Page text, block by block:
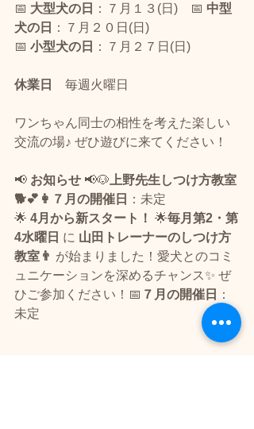
📅 大型犬の日 ：７月１３(日)　📅 中型
犬の日
：７月２０日(日)
📅 小型犬の日 ：７月２７日(日)
休業日 毎週火曜日
ワンちゃん同士の相性を考えた楽しい
交流の場♪ ぜひ遊びに来てください！
📢 お知らせ 📢🐶 上野先生しつけ方教室
🐕💕👩７月の開催日
：未定
🌟 4月から新スタート！ 🌟毎月第2・第
4水曜日 に 山田トレーナーのしつけ方
教室👨 が始まりました！愛犬とのコミ
ュニケーションを深めるチャンス✨ ぜ
ひご参加ください！📅 ７月の開催日
：
未定